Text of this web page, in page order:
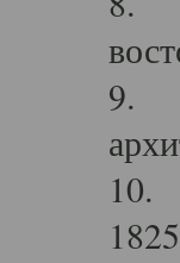
9.
10.